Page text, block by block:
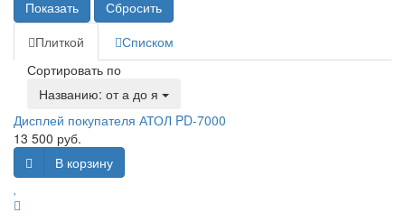
Плиткой
Списком
Сортировать по
Названию: от а до я
Дисплей покупателя АТОЛ PD-7000
13 500 руб.
В корзину